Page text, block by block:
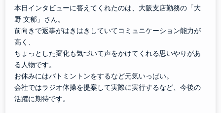
本日インタビューに答えてくれたのは、大阪支店勤務の「大
野 文郁」さん。
前向きで返事がはきはきしていてコミュニケーション能力が
高く、
ちょっとした変化も気づいて声をかけてくれる思いやりがあ
る人物です。
お休みにはバトミントンをするなど元気いっぱい。
会社ではラジオ体操を提案して実際に実行するなど、今後の
活躍に期待です。